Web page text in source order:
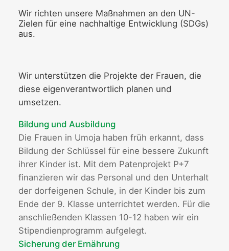
Wir richten unsere Maßnahmen an den UN-
Zielen für eine nachhaltige Entwicklung (SDGs)
aus.
Wir unterstützen die Projekte der Frauen, die
diese eigenverantwortlich planen und
umsetzen.
Bildung und Ausbildung
Die Frauen in Umoja haben früh erkannt, dass
Bildung der Schlüssel für eine bessere Zukunft
ihrer Kinder ist. Mit dem Patenprojekt P+7
finanzieren wir das Personal und den Unterhalt
der dorfeigenen Schule, in der Kinder bis zum
Ende der 9. Klasse unterrichtet werden. Für die
anschließenden Klassen 10-12 haben wir ein
Stipendienprogramm aufgelegt.
Sicherung der Ernährung